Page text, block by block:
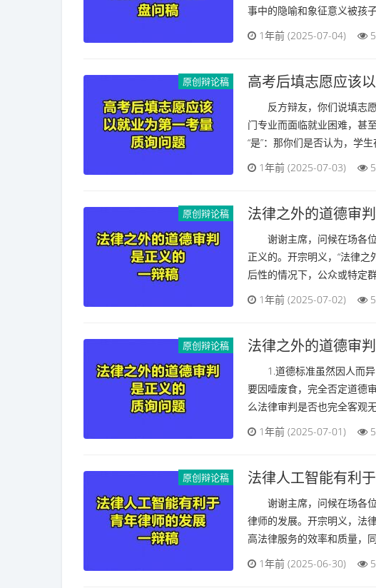
事中的隐喻和象征意义被孩
1年前 (2025-07-04)
原创辩论稿 高考后填志愿应该
反方辩友，你们说填志愿
门专业而面临就业困难，
“是”：那你们是否认为，学
1年前 (2025-07-03)
原创辩论稿 法律之外的道德审
谢谢主席，问候在场各
正义的。开宗明义，“法律
后性的情况下，公众或特定
1年前 (2025-07-02)
原创辩论稿 法律之外的道德审
1.道德标准虽然因人而异
要因噎废食，完全否定道
么法律审判是否也完全客观
1年前 (2025-07-01)
原创辩论稿 法律人工智能有利
谢谢主席，问候在场各
律师的发展。开宗明义，法
高法律服务的效率和质量，
1年前 (2025-06-30)